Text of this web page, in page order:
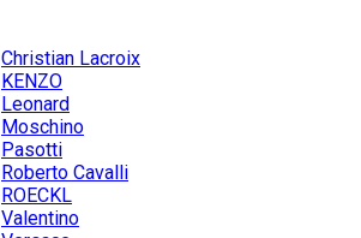
Christian Lacroix
KENZO
Leonard
Moschino
Pasotti
Roberto Cavalli
ROECKL
Valentino